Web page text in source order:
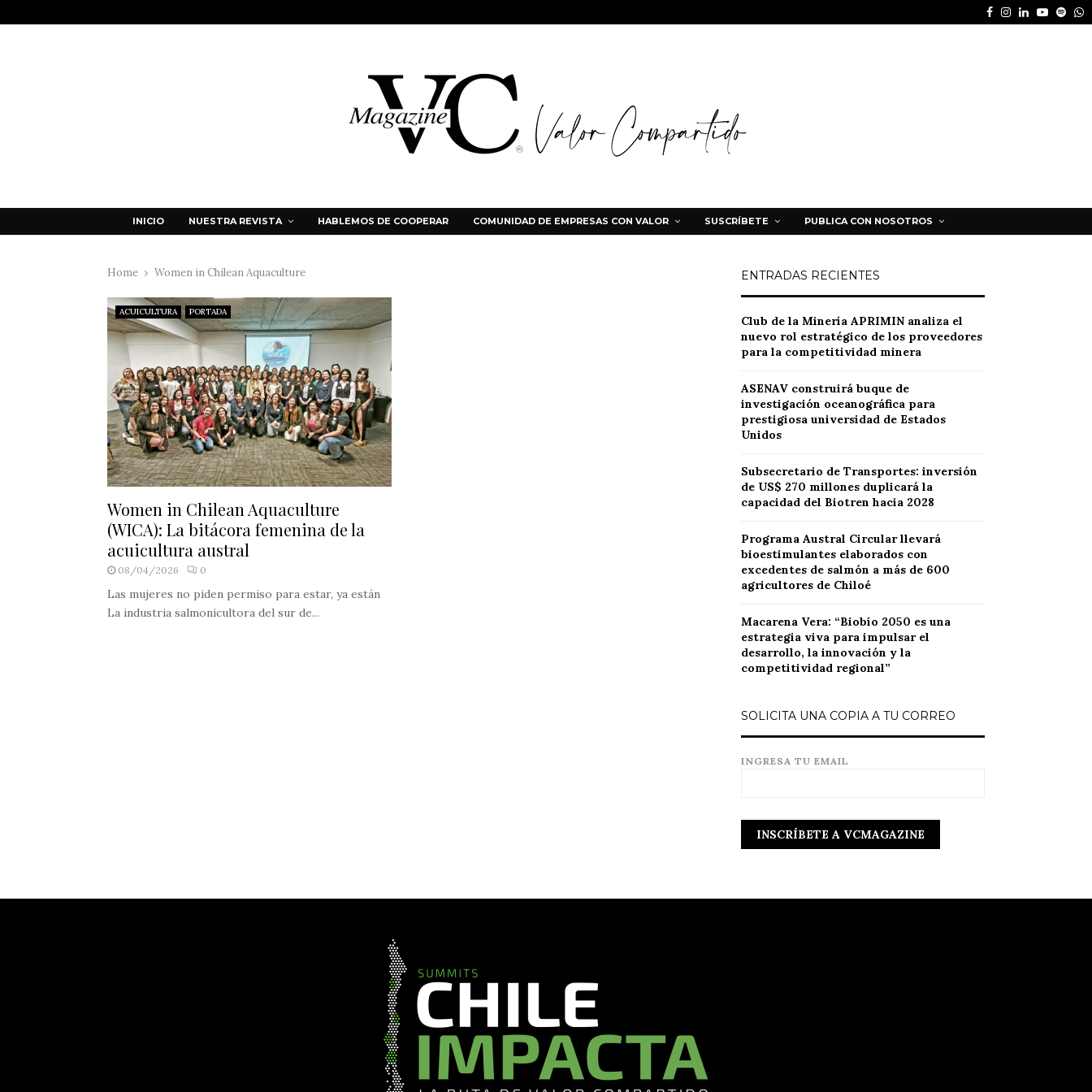
Facebook
Instagram
LinkedinYoutube
INICIO NUESTRA REVISTA HABLEMOS DE COOPERAR COMUNIDAD DE EMPRESAS CON VALOR SUSCRÍBETE PUBLICA CON NOSOTROS
Home Women in Chilean Aquaculture
ACUICULTURA PORTADA
Women in Chilean Aquaculture
(WICA): La bitácora femenina de la
acuicultura austral
08/04/2026 0
Las mujeres no piden permiso para estar, ya están
La industria salmonicultora del sur de...
ENTRADAS RECIENTES
Club de la Minería APRIMIN analiza el
nuevo rol estratégico de los proveedores
para la competitividad minera
ASENAV construirá buque de
investigación oceanográfica para
prestigiosa universidad de Estados
Unidos
Subsecretario de Transportes: inversión
de US$ 270 millones duplicará la
capacidad del Biotren hacia 2028
Programa Austral Circular llevará
bioestimulantes elaborados con
excedentes de salmón a más de 600
agricultores de Chiloé
Macarena Vera: “Biobío 2050 es una
estrategia viva para impulsar el
desarrollo, la innovación y la
competitividad regional”
SOLICITA UNA COPIA A TU CORREO
INGRESA TU EMAIL